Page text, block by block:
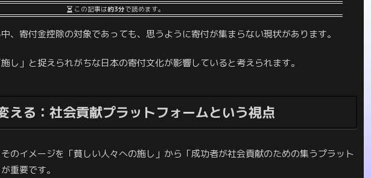
この記事は約3分で読めます。
、寄付金控除の対象であっても、思うように寄付が集まらない現状があります。
し」と捉えられがちな日本の寄付文化が影響していると考えられます。
える：社会貢献プラットフォームという視点
のイメージを「貧しい人々への施し」から「成功者が社会貢献のための集うプラット
重要です。